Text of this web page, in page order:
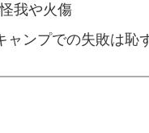
我や火傷
ャンプでの失敗は恥